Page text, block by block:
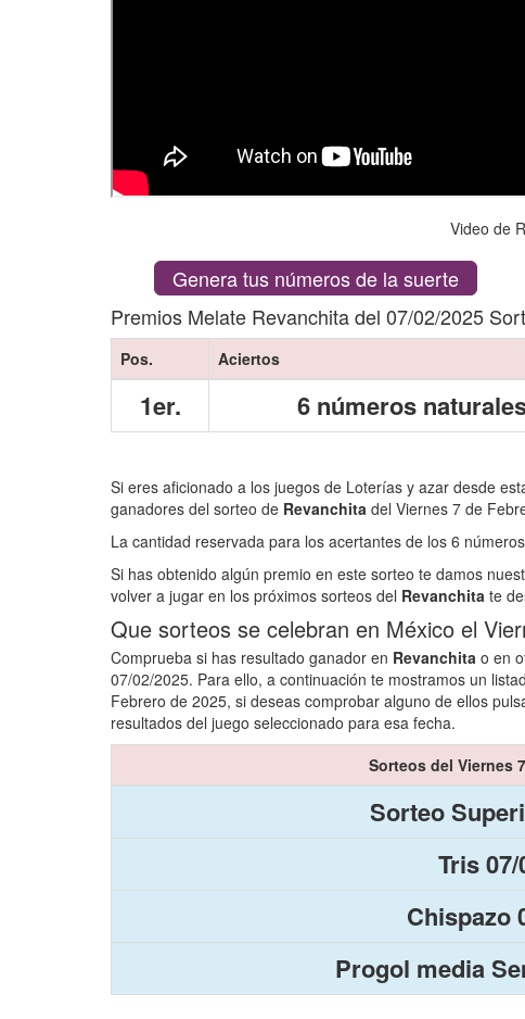
Video de
Genera tus números de la suerte
Premios Melate Revanchita del 07/02/2025
Pos. Aciertos
1er. 6 números
Si eres aficionado a los juegos de Loterías y azar desde
ganadores del sorteo de Revanchita del Viernes 7 de
La cantidad reservada para los acertantes de los 6
Si has obtenido algún premio en este sorteo te damos
volver a jugar en los próximos sorteos del Revanchita te
Que sorteos se celebran en México el
Comprueba si has resultado ganador en Revanchita o en
07/02/2025. Para ello, a continuación te mostramos un
Febrero de 2025, si deseas comprobar alguno de ellos
resultados del juego seleccionado para esa fecha.
Sorteos del Viernes
Sorteo
Tris
Chispazo
Progol media